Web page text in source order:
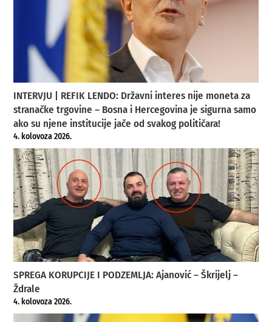
INTERVJU | REFIK LENDO: Državni interes nije moneta za
stranačke trgovine – Bosna i Hercegovina je sigurna samo
ako su njene institucije jače od svakog političara!
4. kolovoza 2026.
SPREGA KORUPCIJE I PODZEMLJA: Ajanović – Škrijelj –
Ždrale
4. kolovoza 2026.